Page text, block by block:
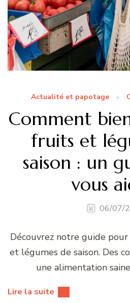
Actualité et papotage
Comment
fruits et
saison : un
vous
06/07/
Découvrez notre guide
et légumes de saison. Des
une alimentation
Lire la suite